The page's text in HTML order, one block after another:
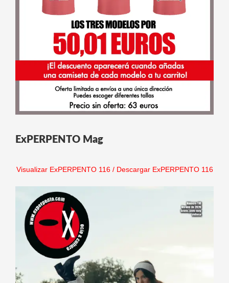
ExPERPENTO Mag
Visualizar ExPERPENTO 116/ Descargar ExPERPENTO 116